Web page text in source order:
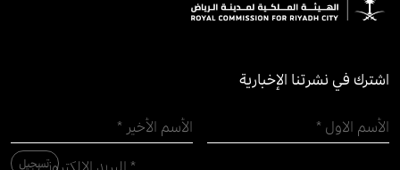
اشترك في نشرتنا الإخبارية